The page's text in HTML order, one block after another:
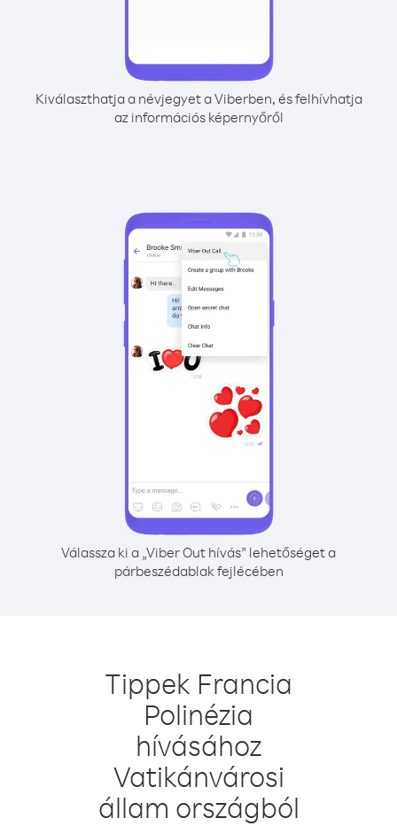
Kiválaszthatja a névjegyet a Viberben, és felhívhatja
az információs képernyőről
Válassza ki a „Viber Out hívás” lehetőséget a
párbeszédablak fejlécében
Tippek Francia
Polinézia
hívásához
Vatikánvárosi
állam országból